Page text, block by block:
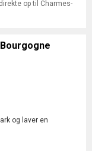
op til Charmes-
og laver en